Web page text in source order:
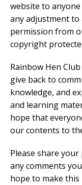
website to
any adjustment
permission from
copyright
Rainbow Hen
give back to
knowledge, and
and learning
hope that
our contents to
Please share
any comments
hope to make